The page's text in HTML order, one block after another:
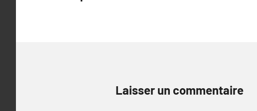
Laisser un commentaire